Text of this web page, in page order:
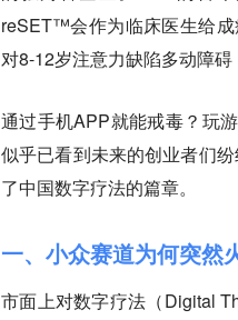
reSET™会作为临床医生给
对8-12岁注意力缺陷多动障
通过手机APP就能戒毒？玩
似乎已看到未来的创业者们
了中国数字疗法的篇章。
一、小众赛道为何突然
市面上对数字疗法（Digital